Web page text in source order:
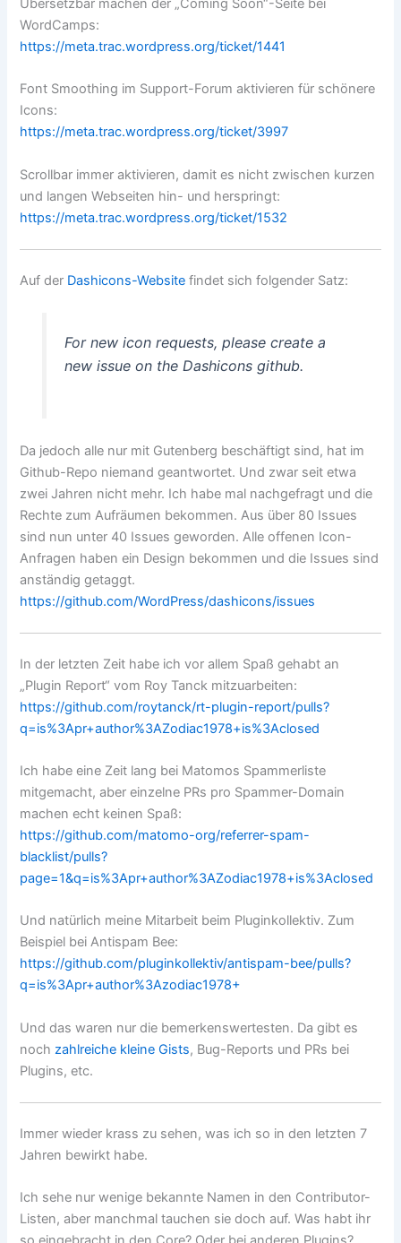
Übersetzbar machen der „Coming Soon“-Seite bei
WordCamps:
https://meta.trac.wordpress.org/ticket/1441
Font Smoothing im Support-Forum aktivieren für schönere
Icons:
https://meta.trac.wordpress.org/ticket/3997
Scrollbar immer aktivieren, damit es nicht zwischen kurzen
und langen Webseiten hin- und herspringt:
https://meta.trac.wordpress.org/ticket/1532
Auf der Dashicons-Website findet sich folgender Satz:
For new icon requests, please create a
new issue on the Dashicons github.
Da jedoch alle nur mit Gutenberg beschäftigt sind, hat im
Github-Repo niemand geantwortet. Und zwar seit etwa
zwei Jahren nicht mehr. Ich habe mal nachgefragt und die
Rechte zum Aufräumen bekommen. Aus über 80 Issues
sind nun unter 40 Issues geworden. Alle offenen Icon-
Anfragen haben ein Design bekommen und die Issues sind
anständig getaggt.
https://github.com/WordPress/dashicons/issues
In der letzten Zeit habe ich vor allem Spaß gehabt an
„Plugin Report“ vom Roy Tanck mitzuarbeiten:
https://github.com/roytanck/rt-plugin-report/pulls?
q=is%3Apr+author%3AZodiac1978+is%3Aclosed
Ich habe eine Zeit lang bei Matomos Spammerliste
mitgemacht, aber einzelne PRs pro Spammer-Domain
machen echt keinen Spaß:
https://github.com/matomo-org/referrer-spam-
blacklist/pulls?
page=1&q=is%3Apr+author%3AZodiac1978+is%3Aclosed
Und natürlich meine Mitarbeit beim Pluginkollektiv. Zum
Beispiel bei Antispam Bee:
https://github.com/pluginkollektiv/antispam-bee/pulls?
q=is%3Apr+author%3Azodiac1978+
Und das waren nur die bemerkenswertesten. Da gibt es
nochzahlreiche kleine Gists, Bug-Reports und PRs bei
Plugins, etc.
Immer wieder krass zu sehen, was ich so in den letzten 7
Jahren bewirkt habe.
Ich sehe nur wenige bekannte Namen in den Contributor-
Listen, aber manchmal tauchen sie doch auf. Was habt ihr